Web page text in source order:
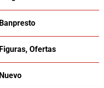
Banpresto
Figuras, Ofertas
Nuevo